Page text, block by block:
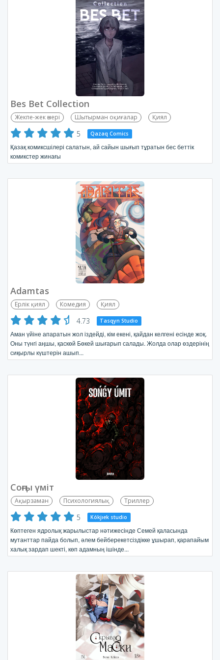
Bes Bet Collection
Жекпе-жек өнері Шытырман оқиғалар Қиял
5 Qazaq Comics
Қазақ комиксшілері салатын, ай сайын шығып тұратын бес беттік
комикстер жинағы
Adamtas
Ерлік қиял Комедия Қиял
4.73 Tasqyn Studio
Аман үйіне апаратын жол іздейді, кім екені, қайдан келгені есінде жоқ.
Оны түнгі аңшы, қаскөй Бөкей шығарып салады. Жолда олар өздерінің
сиқырлы күштерін ашып...
Соңғы үміт
Ақырзаман Психологиялық Триллер
5 Kókjıek studio
Көптеген ядролық жарылыстар нәтижесінде Семей қаласында
мутанттар пайда болып, әлем бейберекетсіздікке ұшырап, қарапайым
халық зардап шекті, көп адамның ішінде...